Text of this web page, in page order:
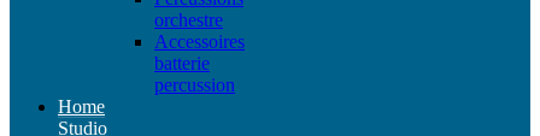
orchestre
Accessoires
batterie
percussion
Home
Studio